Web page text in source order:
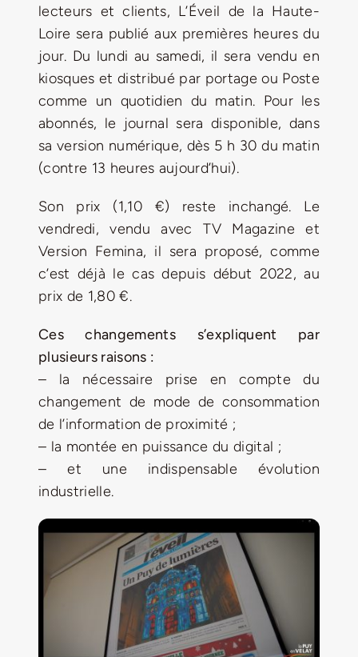
lecteurs et clients, L’Éveil de la Haute-
Loire sera publié aux premières heures du
jour. Du lundi au samedi, il sera vendu en
kiosques et distribué par portage ou Poste
comme un quotidien du matin. Pour les
abonnés, le journal sera disponible, dans
sa version numérique, dès 5 h 30 du matin
(contre 13 heures aujourd’hui).
Son prix (1,10 €) reste inchangé. Le
vendredi, vendu avec TV Magazine et
Version Femina, il sera proposé, comme
c’est déjà le cas depuis début 2022, au
prix de 1,80 €.
Ces changements s’expliquent par
plusieurs raisons :
– la nécessaire prise en compte du
changement de mode de consommation
de l’information de proximité ;
– la montée en puissance du digital ;
– et une indispensable évolution
industrielle.